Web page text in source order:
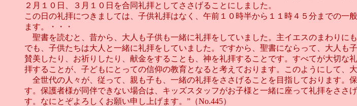
２月１０日、３月１０日を合同礼拝としてささげることにしました。
この日の礼拝につきましては、子供礼拝はなく、午前１０時半から１１時４５分までの
ます。・・・
聖書を読むと、昔から、大人も子供も一緒に礼拝をしていました。主イエスのまわりに
でも、子供たちは大人と一緒に礼拝をしていました。ですから、聖書にならって、大人も
賛美したり、お祈りしたり、献金をすることも、神を礼拝することです。すべてが大切
拝することが、子どもにとっての信仰の教育となると考えております。このようにして、
全世代の人々が、従って、親も子も、一緒の礼拝をささげることを目指しております。
す。保護者様が同伴できない場合は、キッズスタッフがお子様と一緒に座って礼拝をさ
す。なにとぞよろしくお願い申し上げます。”（No.445）